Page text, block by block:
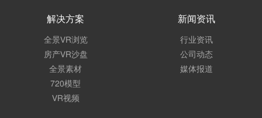
解决方案
全景VR浏览
房产VR沙盘
全景素材
720模型
VR视频
新闻资讯
行业资讯
公司动态
媒体报道